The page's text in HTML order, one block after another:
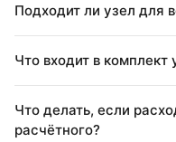
Подходит ли узел для
Что входит в комплект
Что делать, если
расчётного?